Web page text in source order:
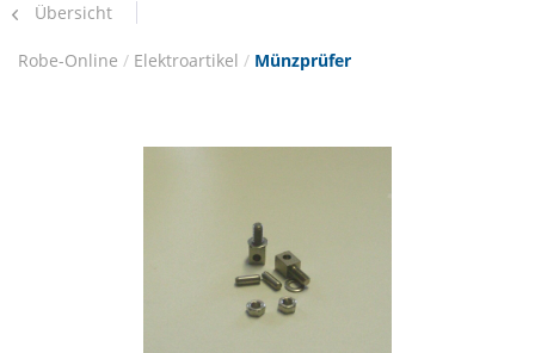
Übersicht
Robe-Online / Elektroartikel / Münzprüfer